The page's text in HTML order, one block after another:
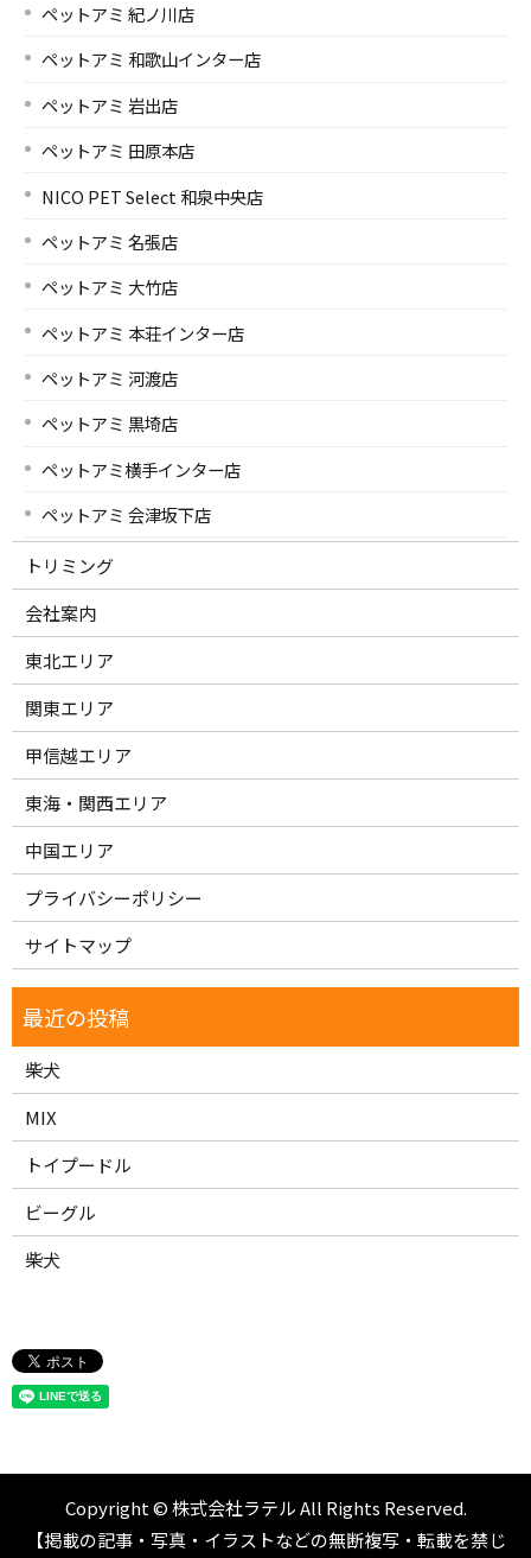
ペットアミ 紀ノ川店
ペットアミ 和歌山インター店
ペットアミ 岩出店
ペットアミ 田原本店
NICO PET Select 和泉中央店
ペットアミ 名張店
ペットアミ 大竹店
ペットアミ 本荘インター店
ペットアミ 河渡店
ペットアミ 黒埼店
ペットアミ横手インター店
ペットアミ 会津坂下店
トリミング
会社案内
東北エリア
関東エリア
甲信越エリア
東海・関西エリア
中国エリア
プライバシーポリシー
サイトマップ
柴犬
MIX
トイプードル
ビーグル
柴犬
Copyright © 株式会社ラテル All Rights Reserved.
【掲載の記事・写真・イラストなどの無断複写・転載を禁じ